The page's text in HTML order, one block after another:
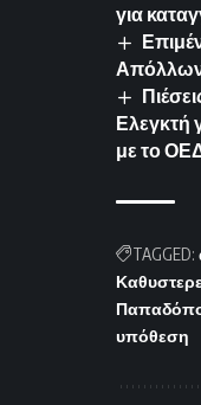
για
Ελεγκτή
με το
TAGGED:
υπόθεση